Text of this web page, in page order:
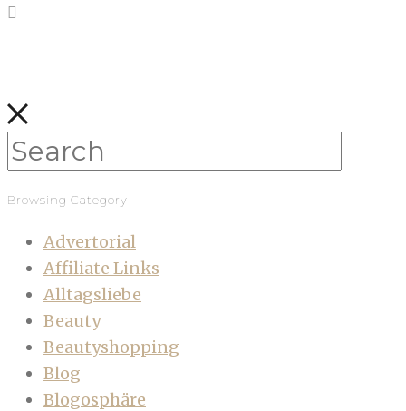
Browsing Category
Advertorial
Affiliate Links
Alltagsliebe
Beauty
Beautyshopping
Blog
Blogosphäre